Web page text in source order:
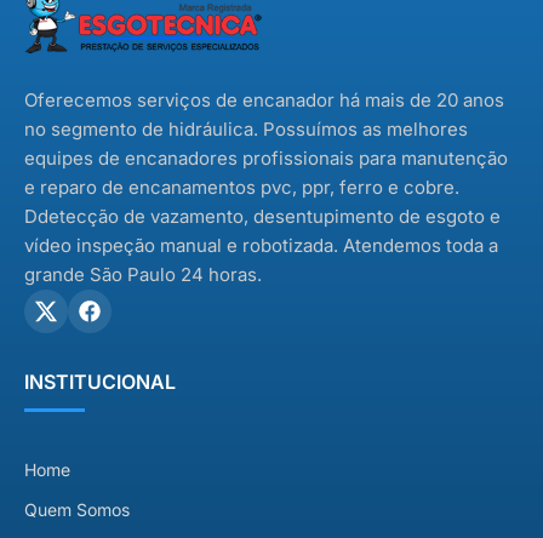
comprar […]
Oferecemos serviços de encanador há mais de 20 anos
no segmento de hidráulica. Possuímos as melhores
equipes de encanadores profissionais para manutenção
e reparo de encanamentos pvc, ppr, ferro e cobre.
Ddetecção de vazamento, desentupimento de esgoto e
vídeo inspeção manual e robotizada. Atendemos toda a
grande São Paulo 24 horas.
INSTITUCIONAL
Home
Quem Somos